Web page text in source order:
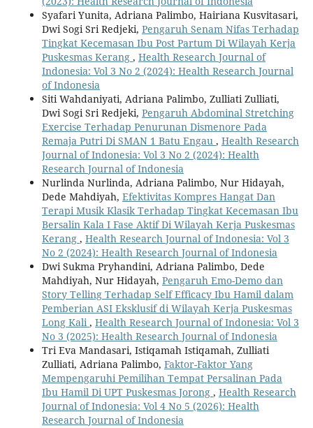
Syafari Yunita, Adriana Palimbo, Hairiana Kusvitasari,
Dwi Sogi Sri Redjeki, Pengaruh Senam Nifas Terhadap
Tingkat Kecemasan Ibu Post Partum Di Wilayah Kerja
Puskesmas Kerang , Health Research Journal of
Indonesia: Vol 3 No 2 (2024): Health Research Journal
of Indonesia
Siti Wahdaniyati, Adriana Palimbo, Zulliati Zulliati,
Dwi Sogi Sri Redjeki, Pengaruh Abdominal Stretching
Exercise Terhadap Penurunan Dismenore Pada
Remaja Putri Di SMAN 1 Batu Engau , Health Research
Journal of Indonesia: Vol 3 No 2 (2024): Health
Research Journal of Indonesia
Nurlinda Nurlinda, Adriana Palimbo, Nur Hidayah,
Dede Mahdiyah, Efektivitas Kompres Hangat Dan
Terapi Musik Klasik Terhadap Tingkat Kecemasan Ibu
Bersalin Kala I Fase Aktif Di Wilayah Kerja Puskesmas
Kerang , Health Research Journal of Indonesia: Vol 3
No 2 (2024): Health Research Journal of Indonesia
Dwi Sukma Pryhandini, Adriana Palimbo, Dede
Mahdiyah, Nur Hidayah, Pengaruh Emo-Demo dan
Story Telling Terhadap Self Efficacy Ibu Hamil dalam
Pemberian ASI Eksklusif di Wilayah Kerja Puskesmas
Long Kali, Health Research Journal of Indonesia: Vol 3
No 3 (2025): Health Research Journal of Indonesia
Tri Eva Mandasari, Istiqamah Istiqamah, Zulliati
Zulliati, Adriana Palimbo, Faktor-Faktor Yang
Mempengaruhi Pemilihan Tempat Persalinan Pada
Ibu Hamil Di UPT Puskesmas Jorong , Health Research
Journal of Indonesia: Vol 4 No 5 (2026): Health
Research Journal of Indonesia